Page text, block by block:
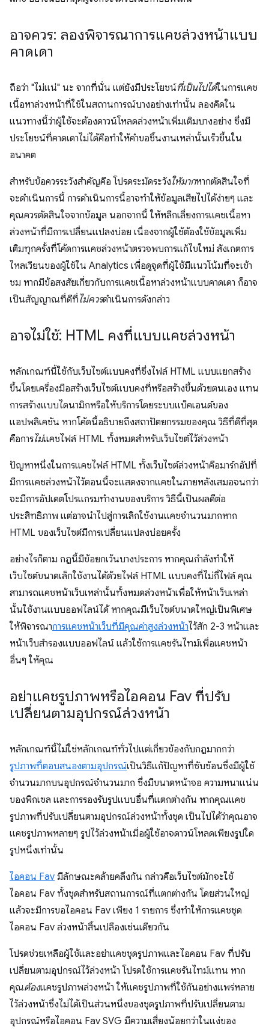
อาจควร: ลองพิจารณาการแคชล่วงหน้าแบบ
คาดเดา
ถือว่า "ไม่แน่" นะ จากที่นั่น แต่ยังมีประโยชน์ที่เป็นไปได้ในการแคช
เนื้อหาล่วงหน้าที่ใช้ในสถานการณ์บางอย่างเท่านั้น ลองคิดใน
แนวทางนี้ว่าผู้ใช้จะต้องดาวน์โหลดล่วงหน้าเพิ่มเติมบางอย่าง ซึ่งมี
ประโยชน์ที่คาดเดาไม่ได้คือทำให้คำขอชิ้นงานเหล่านั้นเร็วขึ้นใน
อนาคต
สำหรับข้อควรระวังสำคัญคือ โปรดระมัดระวังให้มากหากตัดสินใจที่
จะดำเนินการนี้ การดำเนินการนี้อาจทำให้ข้อมูลเสียไปได้ง่ายๆ และ
คุณควรตัดสินใจจากข้อมูล นอกจากนี้ ให้หลีกเลี่ยงการแคชเนื้อหา
ล่วงหน้าที่มีการเปลี่ยนแปลงบ่อย เนื่องจากผู้ใช้ต้องใช้ข้อมูลเพิ่ม
เติมทุกครั้งที่โค้ดการแคชล่วงหน้าตรวจพบการแก้ไขใหม่ สังเกตการ
ไหลเวียนของผู้ใช้ใน Analytics เพื่อดูจุดที่ผู้ใช้มีแนวโน้มที่จะเข้า
ชม หากมีข้อสงสัยเกี่ยวกับการแคชเนื้อหาล่วงหน้าแบบคาดเดา ก็อาจ
เป็นสัญญาณที่ดีที่ไม่ควรดำเนินการดังกล่าว
อาจไม่ใช้: HTML คงที่แบบแคชล่วงหน้า
หลักเกณฑ์นี้ใช้กับเว็บไซต์แบบคงที่ซึ่งไฟล์ HTML แบบแยกสร้าง
ขึ้นโดยเครื่องมือสร้างเว็บไซต์แบบคงที่หรือสร้างขึ้นด้วยตนเอง แทน
การสร้างแบบไดนามิกหรือให้บริการโดยระบบแบ็คเอนด์ของ
แอปพลิเคชัน หากโค้ดนี้อธิบายถึงสถาปัตยกรรมของคุณ วิธีที่ดีที่สุด
คือการไม่แคชไฟล์ HTML ทั้งหมดสำหรับเว็บไซต์ไว้ล่วงหน้า
ปัญหาหนึ่งในการแคชไฟล์ HTML ทั้งเว็บไซต์ล่วงหน้าคือมาร์กอัปที่
มีการแคชล่วงหน้าไว้ตอนนี้จะแสดงจากแคชในภายหลังเสมอจนกว่า
จะมีการอัปเดตโปรแกรมทำงานของบริการ วิธีนี้เป็นผลดีต่อ
ประสิทธิภาพ แต่อาจนำไปสู่การเลิกใช้งานแคชจำนวนมากหาก
HTML ของเว็บไซต์มีการเปลี่ยนแปลงบ่อยครั้ง
อย่างไรก็ตาม กฎนี้มีข้อยกเว้นบางประการ หากคุณกำลังทำให้
เว็บไซต์ขนาดเล็กใช้งานได้ด้วยไฟล์ HTML แบบคงที่ไม่กี่ไฟล์ คุณ
สามารถแคชหน้าเว็บเหล่านั้นทั้งหมดล่วงหน้าเพื่อให้หน้าเว็บเหล่า
นั้นใช้งานแบบออฟไลน์ได้ หากคุณมีเว็บไซต์ขนาดใหญ่เป็นพิเศษ
ให้พิจารณาการแคชหน้าเว็บที่มีคุณค่าสูงล่วงหน้าไว้สัก 2-3 หน้าและ
หน้าเว็บสำรองแบบออฟไลน์ แล้วใช้การแคชรันไทม์เพื่อแคชหน้า
อื่นๆ ให้คุณ
อย่าแคชรูปภาพหรือไอคอน Fav ที่ปรับ
เปลี่ยนตามอุปกรณ์ล่วงหน้า
หลักเกณฑ์นี้ไม่ใช่หลักเกณฑ์ทั่วไปแต่เกี่ยวข้องกับกฎมากกว่า
รูปภาพที่ตอบสนองตามอุปกรณ์เป็นวิธีแก้ปัญหาที่ซับซ้อนซึ่งมีผู้ใช้
จำนวนมากบนอุปกรณ์จำนวนมาก ซึ่งมีขนาดหน้าจอ ความหนาแน่น
ของพิกเซล และการรองรับรูปแบบอื่นที่แตกต่างกัน หากคุณแคช
รูปภาพที่ปรับเปลี่ยนตามอุปกรณ์ล่วงหน้าทั้งชุด เป็นไปได้ว่าคุณอาจ
แคชรูปภาพหลายๆ รูปไว้ล่วงหน้าเมื่อผู้ใช้อาจดาวน์โหลดเพียงรูปใด
รูปหนึ่งเท่านั้น
ไอคอน Fav มีลักษณะคล้ายคลึงกัน กล่าวคือเว็บไซต์มักจะใช้
ไอคอน Fav ทั้งชุดสำหรับสถานการณ์ที่แตกต่างกัน โดยส่วนใหญ่
แล้วจะมีการขอไอคอน Fav เพียง 1 รายการ ซึ่งทำให้การแคชชุด
ไอคอน Fav ล่วงหน้าสิ้นเปลืองเช่นเดียวกัน
โปรดช่วยเหลือผู้ใช้และอย่าแคชชุดรูปภาพและไอคอน Fav ที่ปรับ
เปลี่ยนตามอุปกรณ์ไว้ล่วงหน้า โปรดใช้การแคชรันไทม์แทน หาก
คุณต้องแคชรูปภาพล่วงหน้า ให้แคชรูปภาพที่ใช้กันอย่างแพร่หลาย
ไว้ล่วงหน้าซึ่งไม่ได้เป็นส่วนหนึ่งของชุดรูปภาพที่ปรับเปลี่ยนตาม
อุปกรณ์หรือไอคอน Fav SVG มีความเสี่ยงน้อยกว่าในแง่ของ